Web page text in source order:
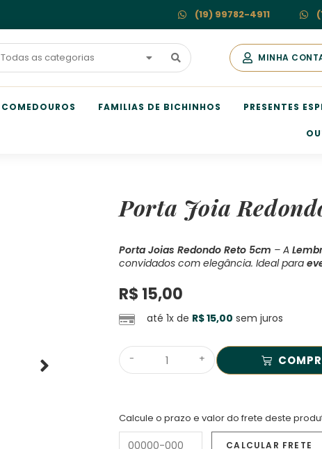
(19) 99782-4911
Todas as categorias MINHA
COMEDOUROS FAMILIAS DE BICHINHOS PRESENTES
Porta Joia
Porta Joias Redondo Reto 5cm – A
convidados com elegância. Ideal para
R$ 15,00
até 1x de R$15,00 sem juros
- +
Calcule o prazo e valor do frete deste